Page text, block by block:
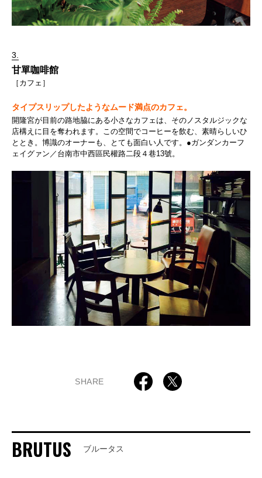
3.
甘單咖啡館
［カフェ］
タイプスリップしたようなムード満点のカフェ。
開隆宮が目前の路地脇にある小さなカフェは、そのノスタルジックな
店構えに目を奪われます。この空間でコーヒーを飲む、素晴らしいひ
ととき。博識のオーナーも、とても面白い人です。●ガンダンカーフ
ェイグァン／台南市中西區民權路二段４巷13號。
SHARE
BRUTUS ブルータス